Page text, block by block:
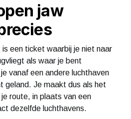
jaw
een ticket waarbij je niet naar
als waar je bent
vanaf een andere luchthaven
geland. Je maakt dus als het
route, in plaats van een
dezelfde luchthavens.